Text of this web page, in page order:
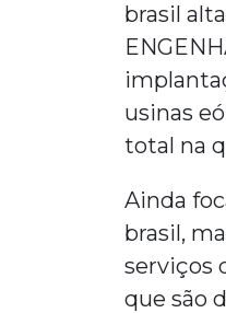
brasil
usinas
total na
Ainda
brasil,
serviços
que são